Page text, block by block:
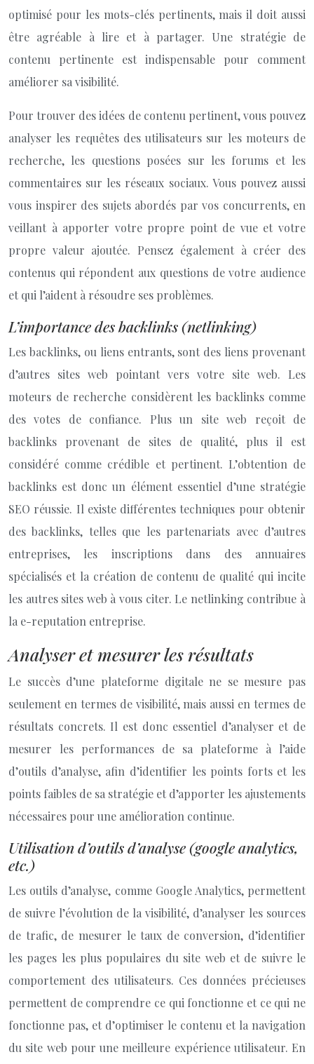
optimisé pour les mots-clés pertinents, mais il doit aussi
être agréable à lire et à partager. Une stratégie de
contenu pertinente est indispensable pour comment
améliorer sa visibilité.
Pour trouver des idées de contenu pertinent, vous pouvez
analyser les requêtes des utilisateurs sur les moteurs de
recherche, les questions posées sur les forums et les
commentaires sur les réseaux sociaux. Vous pouvez aussi
vous inspirer des sujets abordés par vos concurrents, en
veillant à apporter votre propre point de vue et votre
propre valeur ajoutée. Pensez également à créer des
contenus qui répondent aux questions de votre audience
et qui l’aident à résoudre ses problèmes.
L’importance des backlinks (netlinking)
Les backlinks, ou liens entrants, sont des liens provenant
d’autres sites web pointant vers votre site web. Les
moteurs de recherche considèrent les backlinks comme
des votes de confiance. Plus un site web reçoit de
backlinks provenant de sites de qualité, plus il est
considéré comme crédible et pertinent. L’obtention de
backlinks est donc un élément essentiel d’une stratégie
SEO réussie. Il existe différentes techniques pour obtenir
des backlinks, telles que les partenariats avec d’autres
entreprises, les inscriptions dans des annuaires
spécialisés et la création de contenu de qualité qui incite
les autres sites web à vous citer. Le netlinking contribue à
la e-reputation entreprise.
Analyser et mesurer les résultats
Le succès d’une plateforme digitale ne se mesure pas
seulement en termes de visibilité, mais aussi en termes de
résultats concrets. Il est donc essentiel d’analyser et de
mesurer les performances de sa plateforme à l’aide
d’outils d’analyse, afin d’identifier les points forts et les
points faibles de sa stratégie et d’apporter les ajustements
nécessaires pour une amélioration continue.
Utilisation d’outils d’analyse (google analytics,
etc.)
Les outils d’analyse, comme Google Analytics, permettent
de suivre l’évolution de la visibilité, d’analyser les sources
de trafic, de mesurer le taux de conversion, d’identifier
les pages les plus populaires du site web et de suivre le
comportement des utilisateurs. Ces données précieuses
permettent de comprendre ce qui fonctionne et ce qui ne
fonctionne pas, et d’optimiser le contenu et la navigation
du site web pour une meilleure expérience utilisateur. En